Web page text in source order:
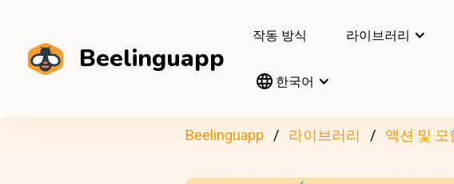
Beelinguapp
작동 방식 라이브러리
한국어
Beelinguapp 라이브러리 액션 및 모